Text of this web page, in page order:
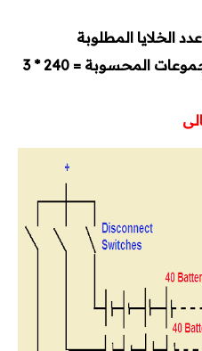
الخلايا المطلوبة
للمجموعة الواحدة * عدد المجموعات المحسوبة = 240 * 3